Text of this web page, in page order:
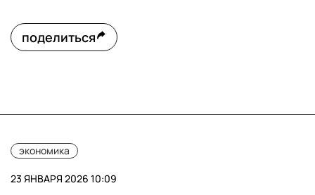
поделиться
экономика
23 ЯНВАРЯ 2026 10:09